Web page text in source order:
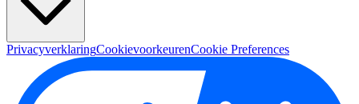
PrivacyverklaringCookievoorkeurenCookie Preferences